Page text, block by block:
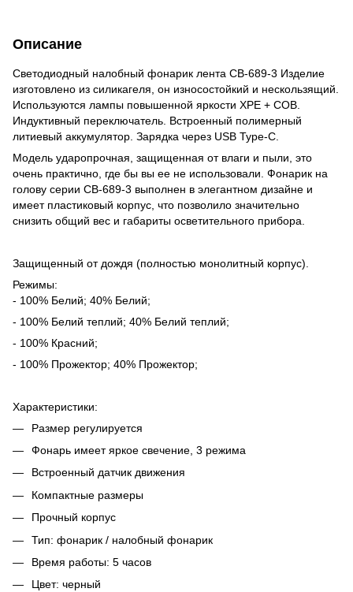
Описание
Светодиодный налобный фонарик лента CB-689-3 Изделие
изготовлено из силикагеля, он износостойкий и нескользящий.
Используются лампы повышенной яркости XPE + COB.
Индуктивный переключатель. Встроенный полимерный
литиевый аккумулятор. Зарядка через USB Type-C.
Модель ударопрочная, защищенная от влаги и пыли, это
очень практично, где бы вы ее не использовали. Фонарик на
голову серии CB-689-3 выполнен в элегантном дизайне и
имеет пластиковый корпус, что позволило значительно
снизить общий вес и габариты осветительного прибора.
Защищенный от дождя (полностью монолитный корпус).
Режимы:
- 100% Белий; 40% Белий;
- 100% Белий теплий; 40% Белий теплий;
- 100% Красний;
- 100% Прожектор; 40% Прожектор;
Характеристики:
Размер регулируется
Фонарь имеет яркое свечение, 3 режима
Встроенный датчик движения
Компактные размеры
Прочный корпус
Тип: фонарик / налобный фонарик
Время работы: 5 часов
Цвет: черный